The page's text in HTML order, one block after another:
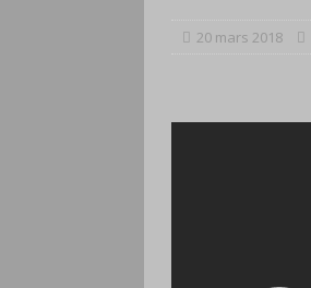
20 mars 2018